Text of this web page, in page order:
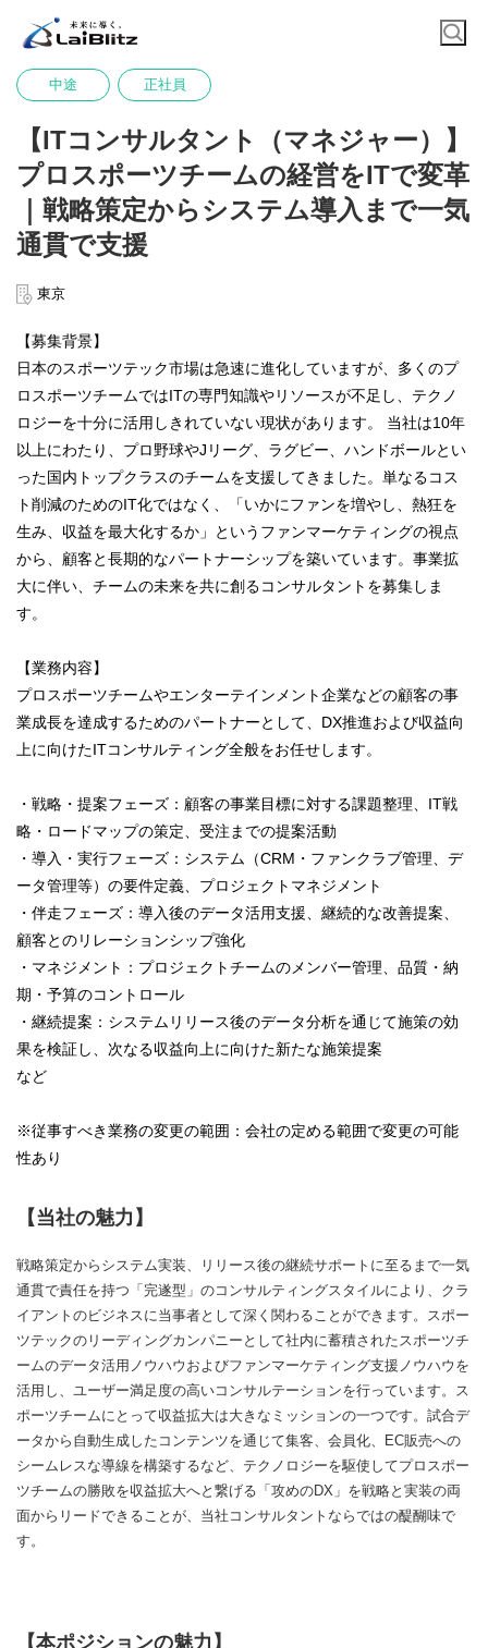
中途 正社員
【ITコンサルタント（マネジャー）】
プロスポーツチームの経営をITで変革
｜戦略策定からシステム導入まで一気
通貫で支援
東京
【募集背景】
日本のスポーツテック市場は急速に進化していますが、多くのプ
ロスポーツチームではITの専門知識やリソースが不足し、テクノ
ロジーを十分に活用しきれていない現状があります。 当社は10年
以上にわたり、プロ野球やJリーグ、ラグビー、ハンドボールとい
った国内トップクラスのチームを支援してきました。単なるコス
ト削減のためのIT化ではなく、「いかにファンを増やし、熱狂を
生み、収益を最大化するか」というファンマーケティングの視点
から、顧客と長期的なパートナーシップを築いています。事業拡
大に伴い、チームの未来を共に創るコンサルタントを募集しま
す。
【業務内容】
プロスポーツチームやエンターテインメント企業などの顧客の事
業成長を達成するためのパートナーとして、DX推進および収益向
上に向けたITコンサルティング全般をお任せします。
・戦略・提案フェーズ：顧客の事業目標に対する課題整理、IT戦
略・ロードマップの策定、受注までの提案活動
・導入・実行フェーズ：システム（CRM・ファンクラブ管理、デ
ータ管理等）の要件定義、プロジェクトマネジメント
・伴走フェーズ：導入後のデータ活用支援、継続的な改善提案、
顧客とのリレーションシップ強化
・マネジメント：プロジェクトチームのメンバー管理、品質・納
期・予算のコントロール
・継続提案：システムリリース後のデータ分析を通じて施策の効
果を検証し、次なる収益向上に向けた新たな施策提案
など
※従事すべき業務の変更の範囲：会社の定める範囲で変更の可能
性あり
【当社の魅力】
戦略策定からシステム実装、リリース後の継続サポートに至るまで一気
通貫で責任を持つ「完遂型」のコンサルティングスタイルにより、クラ
イアントのビジネスに当事者として深く関わることができます。スポー
ツテックのリーディングカンパニーとして社内に蓄積されたスポーツチ
ームのデータ活用ノウハウおよびファンマーケティング支援ノウハウを
活用し、ユーザー満足度の高いコンサルテーションを行っています。ス
ポーツチームにとって収益拡大は大きなミッションの一つです。試合デ
ータから自動生成したコンテンツを通じて集客、会員化、EC販売への
シームレスな導線を構築するなど、テクノロジーを駆使してプロスポー
ツチームの勝敗を収益拡大へと繋げる「攻めのDX」を戦略と実装の両
面からリードできることが、当社コンサルタントならではの醍醐味で
す。
【本ポジションの魅力】